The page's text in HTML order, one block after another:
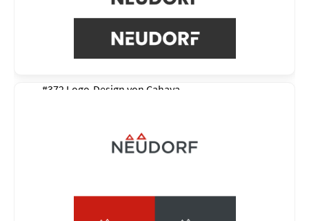
#372 Logo-Design von Cahaya